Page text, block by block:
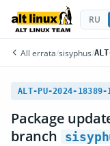
RU
All errata/sisyphus/
ALT-PU-2024-18389-
Package
branch